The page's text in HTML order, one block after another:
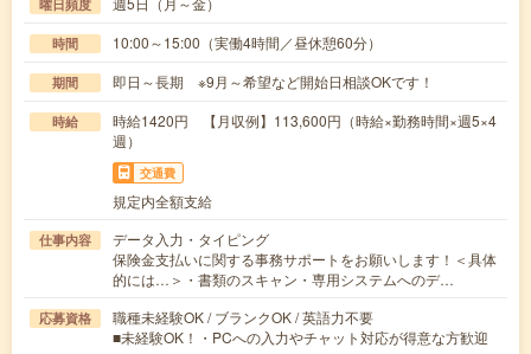
曜日頻度
時間 10:00～15:00（実働4時間／昼休憩60分）
期間 即日～長期 ※9月～希望など開始日相談OKです！
時給
時給1420円 【月収例】113,600円（時給×勤務時間×週5×4
週）
交通費
規定内全額支給
仕事内容
データ入力・タイピング
保険金支払いに関する事務サポートをお願いします！＜具体
的には…＞・書類のスキャン・専用システムへのデ…
応募資格
職種未経験OK / ブランクOK / 英語力不要
■未経験OK！・PCへの入力やチャット対応が得意な方歓迎